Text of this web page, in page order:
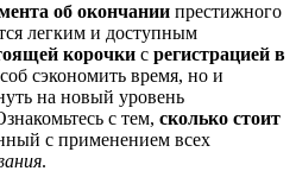
об окончании престижного
легким и доступным
корочки с регистрацией в
сэкономить время, но и
на новый уровень
с тем, сколько стоит
с применением всех
.